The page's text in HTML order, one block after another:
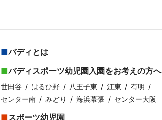
バディとは
バディスポーツ幼児園入園をお考えの方へ
世田谷 はるひ野 八王子東 江東
有明
センター南
みどり 海浜幕張 センター大阪
スポーツ幼児園